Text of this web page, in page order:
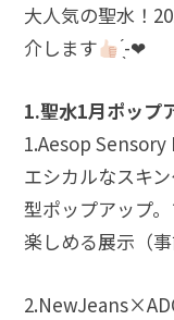
大人気の聖水！
介します
̖́-❤︎
1.聖水1月ポップ
1.Aesop
エシカルなスキ
型ポップアップ
楽しめる展示（事